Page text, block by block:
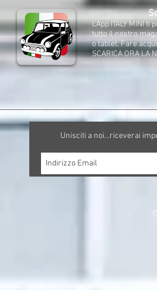
L'App ITALY MINI
tutto il nostro
o tablet. Fare
SCARICA ORA LA
Unisciti a noi...riceverai